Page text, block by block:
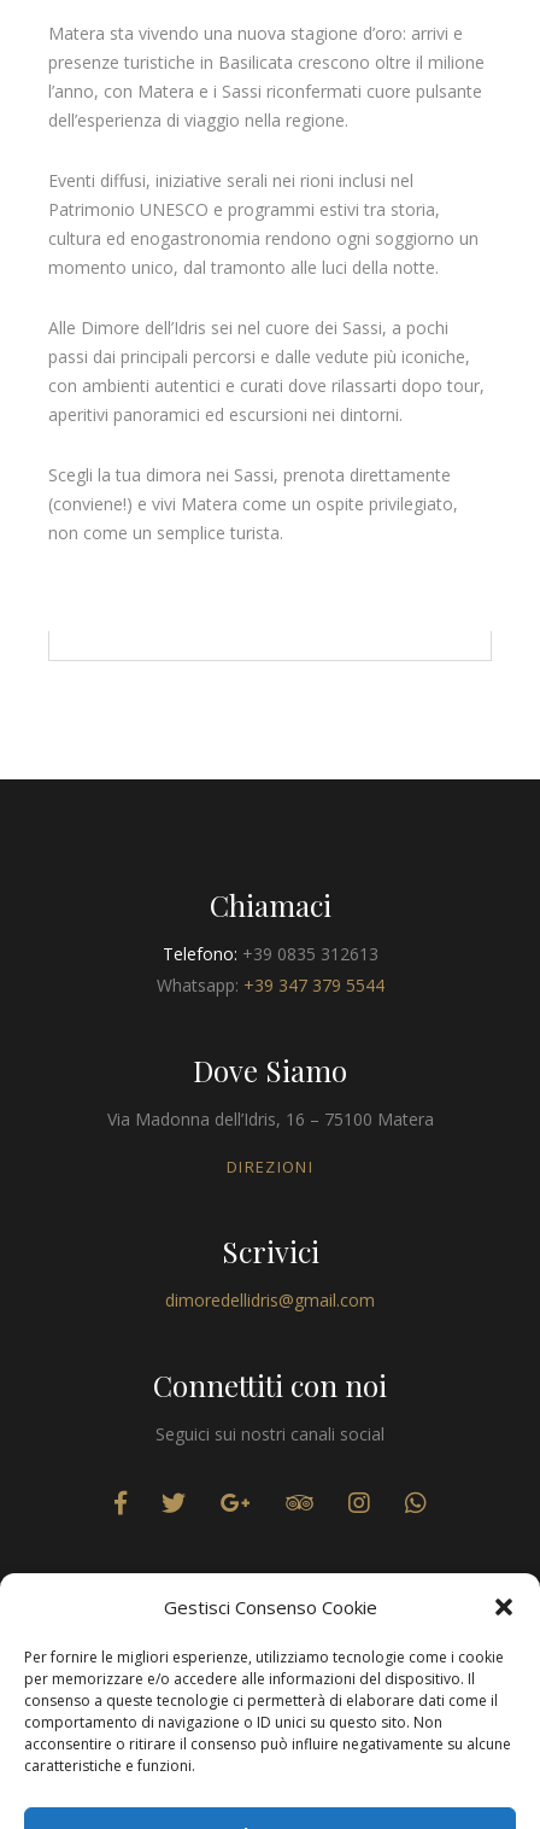
Gestisci Consenso Cookie
Per fornire le migliori esperienze, utilizziamo tecnologie come i cookie
per memorizzare e/o accedere alle informazioni del dispositivo. Il
consenso a queste tecnologie ci permetterà di elaborare dati come il
comportamento di navigazione o ID unici su questo sito. Non
acconsentire o ritirare il consenso può influire negativamente su alcune
caratteristiche e funzioni.
Matera sta vivendo una nuova stagione d’oro: arrivi e
presenze turistiche in Basilicata crescono oltre il milione
l’anno, con Matera e i Sassi riconfermati cuore pulsante
dell’esperienza di viaggio nella regione.
Eventi diffusi, iniziative serali nei rioni inclusi nel
Patrimonio UNESCO e programmi estivi tra storia,
cultura ed enogastronomia rendono ogni soggiorno un
momento unico, dal tramonto alle luci della notte.
Alle Dimore dell’Idris sei nel cuore dei Sassi, a pochi
passi dai principali percorsi e dalle vedute più iconiche,
con ambienti autentici e curati dove rilassarti dopo tour,
aperitivi panoramici ed escursioni nei dintorni.
Scegli la tua dimora nei Sassi, prenota direttamente
(conviene!) e vivi Matera come un ospite privilegiato,
non come un semplice turista.
Chiamaci
Telefono: +39 0835 312613
Whatsapp: +39 347 379 5544
Dove Siamo
Via Madonna dell’Idris, 16 – 75100 Matera
DIREZIONI
Scrivici
dimoredellidris@gmail.com
Connettiti con noi
Seguici sui nostri canali social
Privacy
Produzione WebResolvis Marketing & Comunicazione